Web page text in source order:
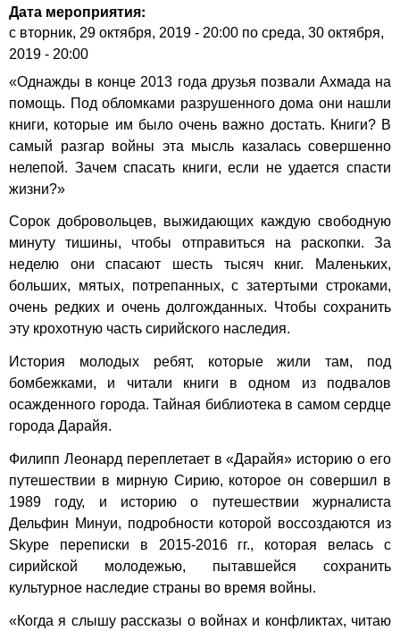
Дата мероприятия:
с вторник, 29 октября, 2019 - 20:00 по среда, 30 октября,
2019 - 20:00
«Однажды в конце 2013 года друзья позвали Ахмада на
помощь. Под обломками разрушенного дома они нашли
книги, которые им было очень важно достать. Книги? В
самый разгар войны эта мысль казалась совершенно
нелепой. Зачем спасать книги, если не удается спасти
жизни?»
Сорок добровольцев, выжидающих каждую свободную
минуту тишины, чтобы отправиться на раскопки. За
неделю они спасают шесть тысяч книг. Маленьких,
больших, мятых, потрепанных, с затертыми строками,
очень редких и очень долгожданных. Чтобы сохранить
эту крохотную часть сирийского наследия.
История молодых ребят, которые жили там, под
бомбежками, и читали книги в одном из подвалов
осажденного города. Тайная библиотека в самом сердце
города Дарайя.
Филипп Леонард переплетает в «Дарайя» историю о его
путешествии в мирную Сирию, которое он совершил в
1989 году, и историю о путешествии журналиста
Дельфин Минуи, подробности которой воссоздаются из
Skype переписки в 2015-2016 гг., которая велась с
сирийской молодежью, пытавшейся сохранить
культурное наследие страны во время войны.
«Когда я слышу рассказы о войнах и конфликтах, читаю